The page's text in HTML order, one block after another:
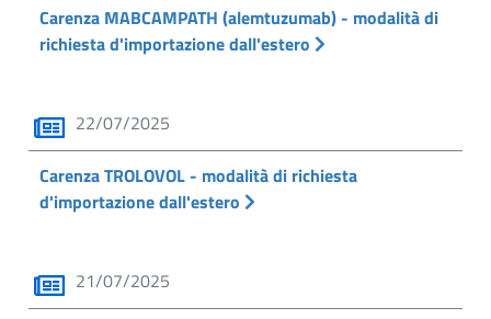
Carenza MABCAMPATH (alemtuzumab) - modalità di
richiesta d'importazione dall'estero
22/07/2025
Carenza TROLOVOL - modalità di richiesta
d'importazione dall'estero
21/07/2025